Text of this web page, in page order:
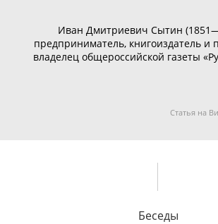
Иван Дмитриевич Сытин
предприниматель, книгоиздатель и
владелец общероссийской газеты
Статья на
Беседы